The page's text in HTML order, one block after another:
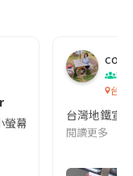
幕啦!這次的劇本改編
co
吹
台灣
台灣地鐵宣
閱讀更多